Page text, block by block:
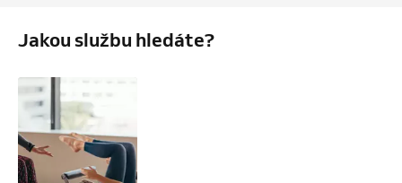
Jakou službu hledáte?